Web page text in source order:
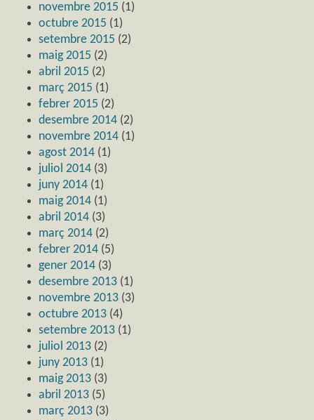
novembre 2015 (1)
octubre 2015 (1)
setembre 2015 (2)
maig 2015 (2)
abril 2015 (2)
març 2015 (1)
febrer 2015 (2)
desembre 2014 (2)
novembre 2014 (1)
agost 2014 (1)
juliol 2014 (3)
juny 2014 (1)
maig 2014 (1)
abril 2014 (3)
març 2014 (2)
febrer 2014 (5)
gener 2014 (3)
desembre 2013 (1)
novembre 2013 (3)
octubre 2013 (4)
setembre 2013 (1)
juliol 2013 (2)
juny 2013 (1)
maig 2013 (3)
abril 2013 (5)
març 2013 (3)